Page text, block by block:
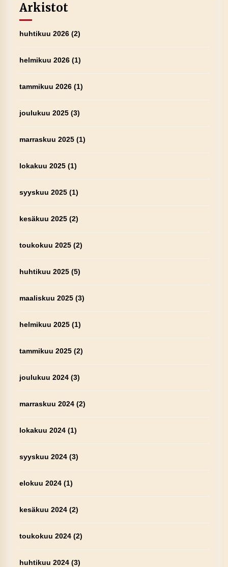
Arkistot
huhtikuu 2026(2)
helmikuu 2026(1)
tammikuu 2026(1)
joulukuu 2025(3)
marraskuu 2025(1)
lokakuu 2025(1)
syyskuu 2025(1)
kesäkuu 2025(2)
toukokuu 2025(2)
huhtikuu 2025(5)
maaliskuu 2025(3)
helmikuu 2025(1)
tammikuu 2025(2)
joulukuu 2024(3)
marraskuu 2024(2)
lokakuu 2024(1)
syyskuu 2024(3)
elokuu 2024(1)
kesäkuu 2024(2)
toukokuu 2024(2)
huhtikuu 2024(3)